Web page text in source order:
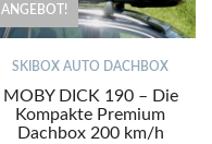
ANGEBOT!
SKIBOX AUTO DACHBOX
MOBY DICK 190 – Die
Kompakte Premium
Dachbox 200 km/h